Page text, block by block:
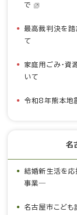
で
最高裁判決を
て
家庭用ごみ・資
いて
令和8年熊本地
名
結婚新生活を
事業―
名古屋市こども